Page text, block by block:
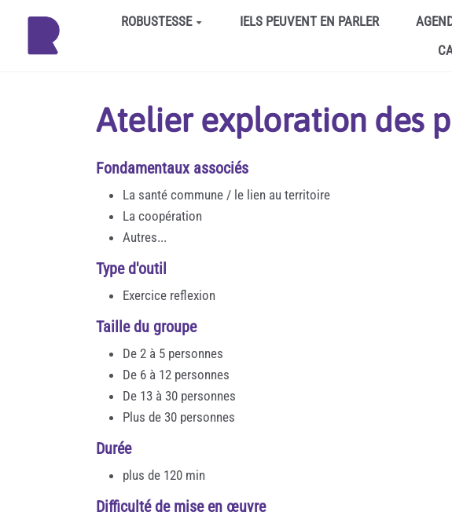
Aller au contenu principalROBUSTESSE IELS PEUVENT EN PARLER
Atelier exploration des
Fondamentaux associés
La santé commune / le lien au territoire
La coopération
Autres...
Type d'outil
Exercice reflexion
Taille du groupe
De 2 à 5 personnes
De 6 à 12 personnes
De 13 à 30 personnes
Plus de 30 personnes
Durée
plus de 120 min
Difficulté de mise en œuvre